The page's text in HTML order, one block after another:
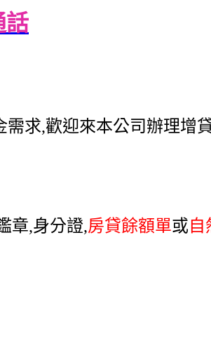
話
求,歡迎來本公司辦理增
章,身分證,房貸餘額單或自